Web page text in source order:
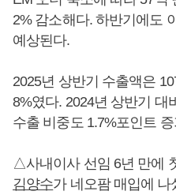
2% 감소해다. 하반기에도
예상된다.
2025년 상반기 수출액은
8%였다. 2024년 상반기 대
수출 비중도 1.7%포인트
△사내이사 선임 6년 만에
김양수가 네오팜 매입에 나